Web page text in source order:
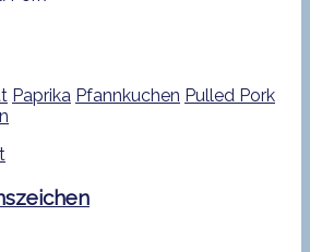
Paprika Pfannkuchen Pulled Pork